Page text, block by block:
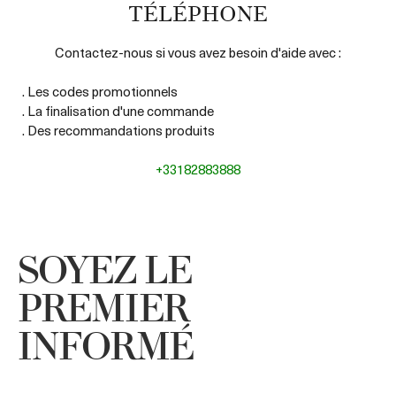
- Netscape 6.0 (Windows uniquement)
TÉLÉPHONE
Contactez-nous si vous avez besoin d'aide avec :
. Les codes promotionnels
. La finalisation d'une commande
. Des recommandations produits
+33182883888
SOYEZ LE
PREMIER
INFORMÉ